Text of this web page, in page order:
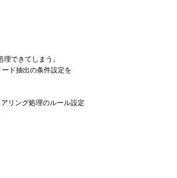
できてしまう。
ド抽出の条件設定を
リング処理のルール設定